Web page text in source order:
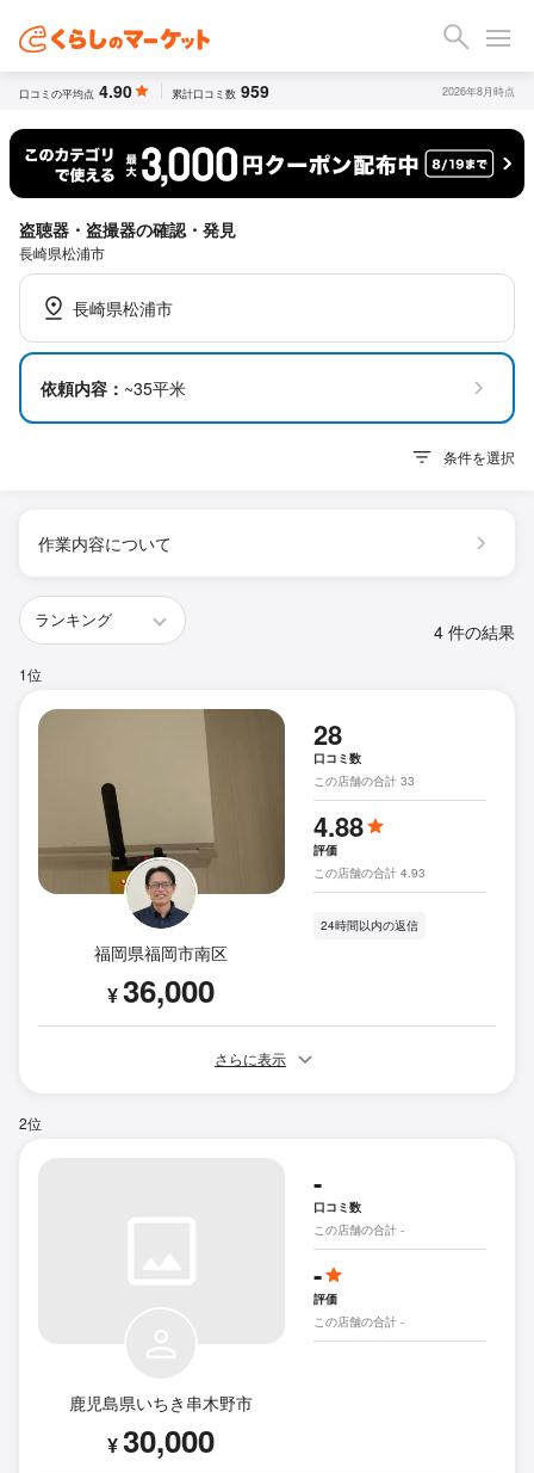
口コミの平均点 4.90 累計口コミ数 959 2026年8月時点
盗聴器・盗撮器の確認・発見
長崎県松浦市
長崎県松浦市
依頼内容： ~35平米
条件を選択
作業内容について
4 件の結果
1位
福岡県福岡市南区
¥36,000
28
口コミ数
この店舗の合計 33
4.88
評価
この店舗の合計 4.93
24時間以内の返信
さらに表示
2位
鹿児島県いちき串木野市
¥30,000
-
口コミ数
この店舗の合計 -
-
評価
この店舗の合計 -